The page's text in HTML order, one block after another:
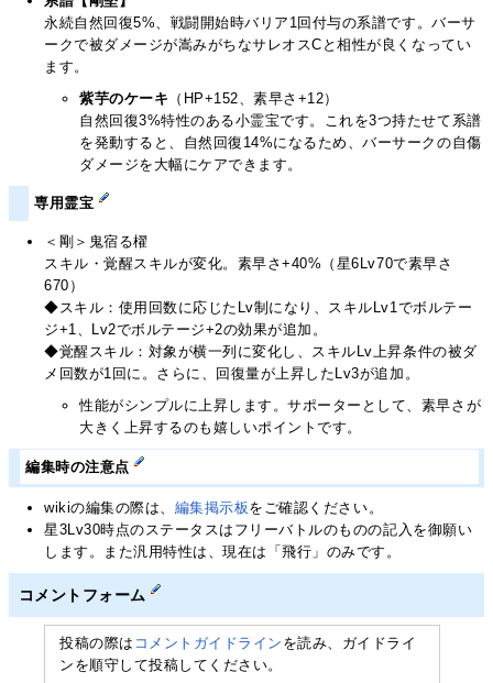
永続自然回復5%、戦闘開始時バリア1回付与の系譜です。バーサ
ークで被ダメージが嵩みがちなサレオスCと相性が良くなってい
ます。
紫芋のケーキ （HP+152、素早さ+12）
自然回復3%特性のある小霊宝です。これを3つ持たせて系譜
を発動すると、自然回復14%になるため、バーサークの自傷
ダメージを大幅にケアできます。
専用霊宝
＜剛＞鬼宿る櫂
スキル・覚醒スキルが変化。素早さ+40%（星6Lv70で素早さ
670）
◆スキル：使用回数に応じたLv制になり、スキルLv1でボルテー
ジ+1、Lv2でボルテージ+2の効果が追加。
◆覚醒スキル：対象が横一列に変化し、スキルLv上昇条件の被ダ
メ回数が1回に。さらに、回復量が上昇したLv3が追加。
性能がシンプルに上昇します。サポーターとして、素早さが
大きく上昇するのも嬉しいポイントです。
編集時の注意点
wikiの編集の際は、 編集掲示板をご確認ください。
星3Lv30時点のステータスはフリーバトルのものの記入を御願い
します。また汎用特性は、現在は「飛行」のみです。
コメントフォーム
投稿の際は コメントガイドライン を読み、ガイドライ
ンを順守して投稿してください。